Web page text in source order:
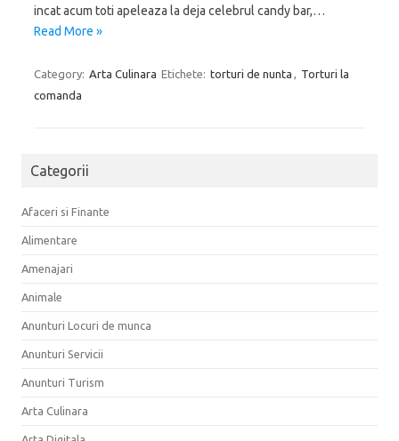
incat acum toti apeleaza la deja celebrul candy bar,…
Read More »
Category: Arta Culinara Etichete: torturi de nunta , Torturi la
comanda
Categorii
Afaceri si Finante
Alimentare
Amenajari
Animale
Anunturi Locuri de munca
Anunturi Servicii
Anunturi Turism
Arta Culinara